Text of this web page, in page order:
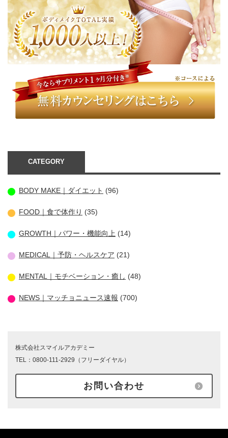
CATEGORY
BODY MAKE｜ダイエット (96)
FOOD｜食で体作り (35)
GROWTH｜パワー・機能向上 (14)
MEDICAL｜予防・ヘルスケア (21)
MENTAL｜モチベーション・癒し (48)
NEWS｜マッチョニュース速報 (700)
株式会社スマイルアカデミー
TEL：0800-111-2929（フリーダイヤル）
お問い合わせ